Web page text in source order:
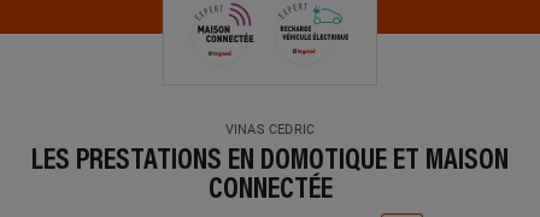
VINAS CEDRIC
LES PRESTATIONS EN DOMOTIQUE ET MAISON
CONNECTÉE